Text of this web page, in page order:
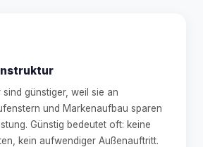
günstiger, weil sie an
und Markenaufbau sparen
Günstig bedeutet oft: keine
kein aufwendiger Außenauftritt.